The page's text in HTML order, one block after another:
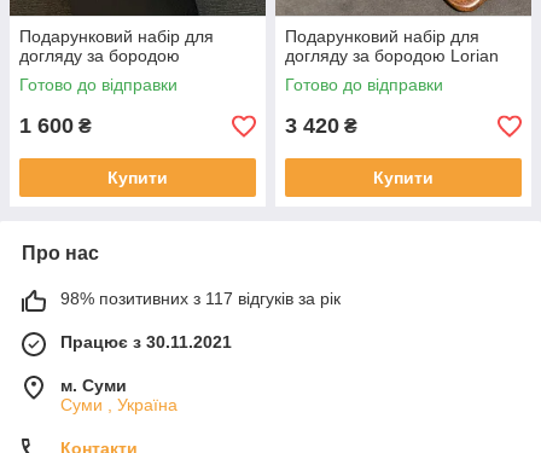
Подарунковий набір для
догляду за бородою
Готово до відправки
1 600 ₴
Купити
Подарунковий набір для
догляду за бородою Lorian
Готово до відправки
3 420 ₴
Купити
Про нас
98% позитивних з 117 відгуків за рік
Працює з 30.11.2021
м. Суми
Суми , Україна
Контакти